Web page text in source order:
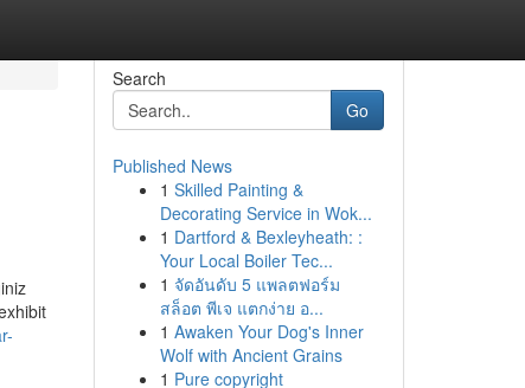
Search
Go
Published News
1 Skilled Painting &
Decorating Service in Wok...
1 Dartford & Bexleyheath: :
Your Local Boiler Tec...
1 จัดอันดับ 5 แพลตฟอร์ม
สล็อต พีเจ แตกง่าย อ...
1 Awaken Your Dog's Inner
Wolf with Ancient Grains
1 Pure copyright